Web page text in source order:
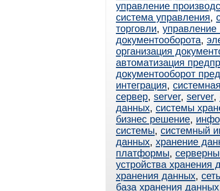
управление
система управления,
торговли, управление
документооборота,
организация
автоматизация
документооборот
интеграция,
сервер, server, server,
данных, системы
бизнес решение,
системы, системный
данных, хранение
платформы,
устройства хранения
хранения данных,
база хранения данных